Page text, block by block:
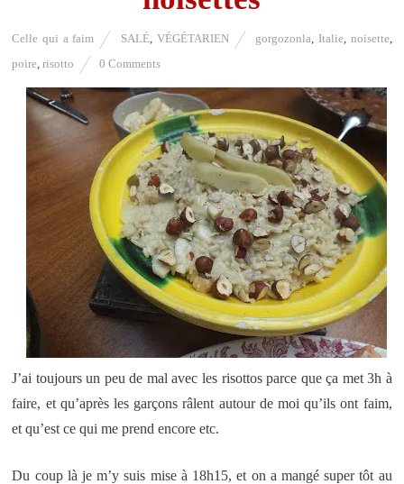
Celle qui a faim SALÉ VÉGÉTARIEN gorgozonla Italie noisette
poire ,risotto 0 Comments
J’ai toujours un peu de mal avec les risottos parce que ça met 3h à
faire, et qu’après les garçons râlent autour de moi qu’ils ont faim,
et qu’est ce qui me prend encore etc.
Du coup là je m’y suis mise à 18h15, et on a mangé super tôt au